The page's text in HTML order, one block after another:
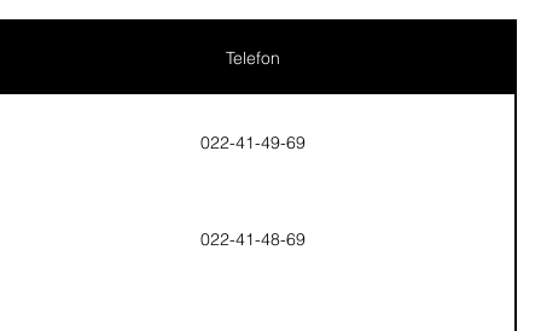
Telefon
022-41-49-69
022-41-48-69